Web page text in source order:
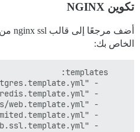
تكوين NGINX
أضف مرجعًا إلى قالب nginx ssl من ملف التكوين
الخاص بك:
      - "templates/web.ssl.template.yml"